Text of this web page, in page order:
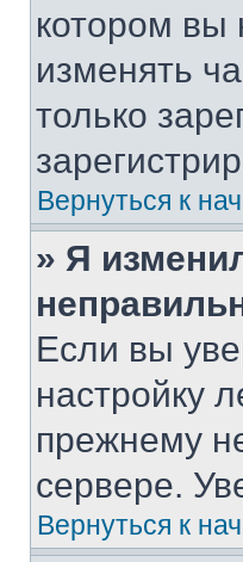
котором вы
изменять
только
Вернуться к
» Я
Если вы
настройку
прежнему
сервере.
Вернуться к